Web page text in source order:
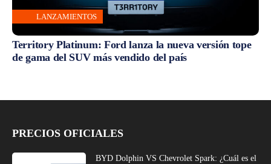
LANZAMIENTOS
Territory Platinum: Ford lanza la nueva versión tope
de gama del SUV más vendido del país
PRECIOS OFICIALES
BYD Dolphin VS Chevrolet Spark: ¿Cuál es el